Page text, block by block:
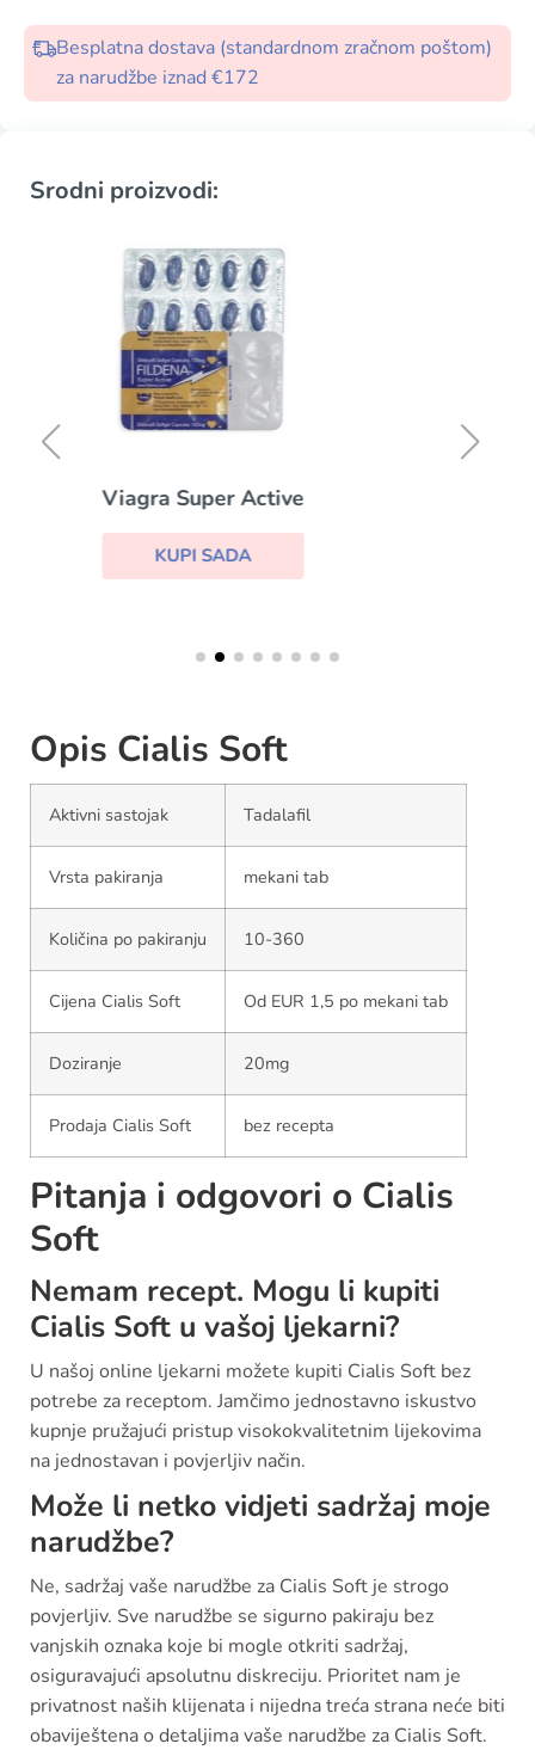
Besplatna dostava (standardnom zračnom poštom)
za narudžbe iznad €172
Srodni proizvodi:
Eriacta
KUPI SADA
Opis Cialis Soft
Aktivni sastojak Tadalafil
Vrsta pakiranja mekani tab
Količina po pakiranju 10-360
Cijena Cialis Soft Od EUR 1,5 po mekani tab
Doziranje 20mg
Prodaja Cialis Soft bez recepta
Pitanja i odgovori o Cialis
Soft
Nemam recept. Mogu li kupiti
Cialis Soft u vašoj ljekarni?
U našoj online ljekarni možete kupiti Cialis Soft bez
potrebe za receptom. Jamčimo jednostavno iskustvo
kupnje pružajući pristup visokokvalitetnim lijekovima
na jednostavan i povjerljiv način.
Može li netko vidjeti sadržaj moje
narudžbe?
Ne, sadržaj vaše narudžbe za Cialis Soft je strogo
povjerljiv. Sve narudžbe se sigurno pakiraju bez
vanjskih oznaka koje bi mogle otkriti sadržaj,
osiguravajući apsolutnu diskreciju. Prioritet nam je
privatnost naših klijenata i nijedna treća strana neće biti
obaviještena o detaljima vaše narudžbe za Cialis Soft.